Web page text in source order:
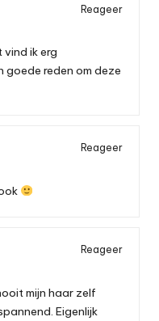
Reageer
ik erg
goede reden om deze
Reageer
Reageer
mijn haar zelf
Eigenlijk